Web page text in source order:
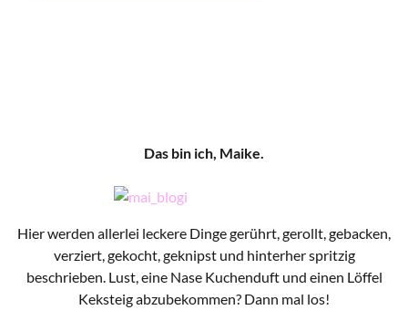
Das bin ich, Maike.
Hier werden allerlei leckere Dinge gerührt, gerollt, gebacken,
verziert, gekocht, geknipst und hinterher spritzig
beschrieben. Lust, eine Nase Kuchenduft und einen Löffel
Keksteig abzubekommen? Dann mal los!